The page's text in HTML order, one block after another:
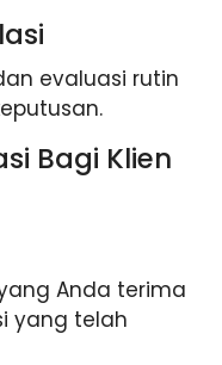
evaluasi rutin
Bagi Klien
Anda terima
yang telah